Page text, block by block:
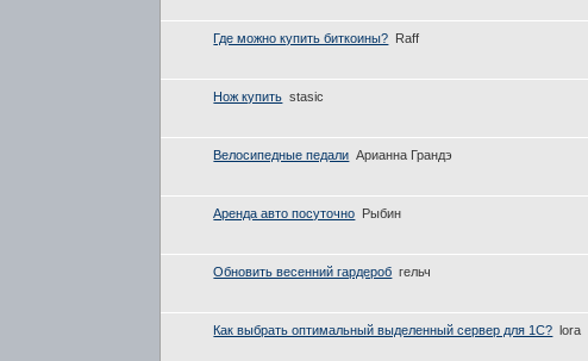
Где можно купить биткоины? Raff
Нож купить stasic
Велосипедные педали Арианна Грандэ
Аренда авто посуточно Рыбин
Обновить весенний гардероб гельч
Как выбрать оптимальный выделенный сервер для 1С? lora